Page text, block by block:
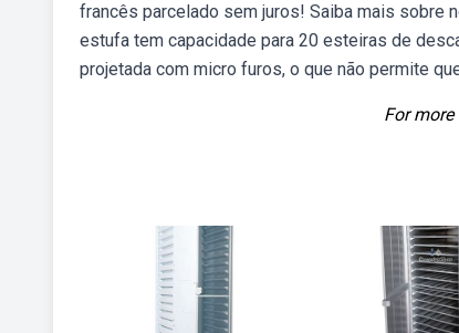
francês parcelado sem juros! Saiba mais
estufa tem capacidade para 20 esteiras de
projetada com micro furos, o que não permite
For